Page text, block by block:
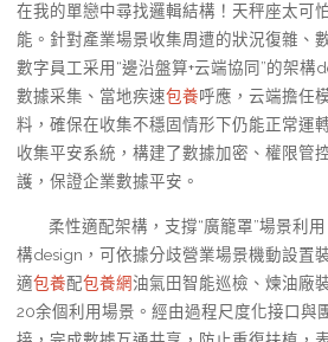
在我的單戀中尋找邏輯結構！天秤座太可
能。針對產業場景收集周遭的狀況復雜、
數字員工采用“邊沿盤算+云端協同”的架構
數據采集、當地疾速包養呼應，云端擔任
料，確保在收集不穩固情形下仍能正常運
收集平安系統，構建了數據加密、權限管
護，保證企業數據平安。
柔性適配架構，支撐“廣籠罩”場景利
構design，可依據分歧營業場景機動設置
適包養配包養網油氣田智能巡檢、煉油廠
20余個利用場景。經由過程尺度化接口與